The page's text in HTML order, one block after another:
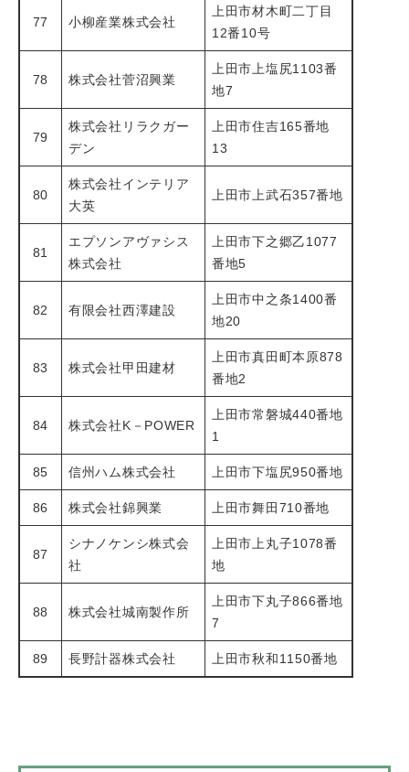
77 小柳産業株式会社
上田市材木町二丁目
12番10号
78 株式会社菅沼興業
上田市上塩尻1103番
地7
79
株式会社リラクガー
デン
上田市住吉165番地
13
80
株式会社インテリア
大英
上田市上武石357番地
81
エプソンアヴァシス
株式会社
上田市下之郷乙1077
番地5
82 有限会社西澤建設
上田市中之条1400番
地20
83 株式会社甲田建材
上田市真田町本原878
番地2
84 株式会社K－POWER
上田市常磐城440番地
1
85 信州ハム株式会社 上田市下塩尻950番地
86 株式会社錦興業 上田市舞田710番地
87
シナノケンシ株式会
社
上田市上丸子1078番
地
88 株式会社城南製作所
上田市下丸子866番地
7
89 長野計器株式会社 上田市秋和1150番地